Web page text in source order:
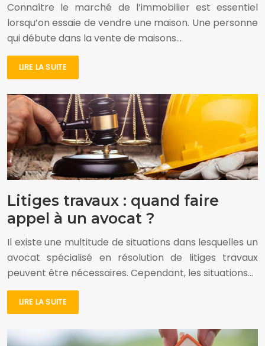
Connaître le marché de l’immobilier est essentiel
lorsqu’on essaie de vendre une maison. Une personne
qui débute dans la vente de maisons…
LIRE LA SUITE
Litiges travaux : quand faire
appel à un avocat ?
Il existe une multitude de situations dans lesquelles un
avocat spécialisé en résolution de litiges travaux
peuvent être nécessaires. Cependant, les situations…
LIRE LA SUITE